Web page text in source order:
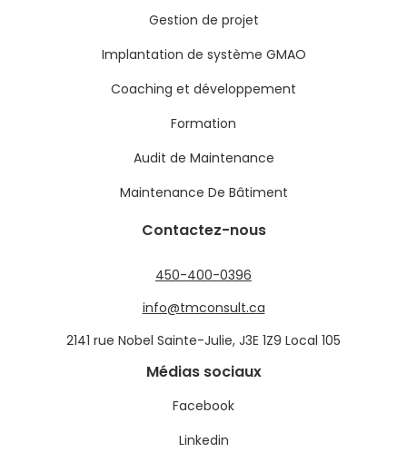
Gestion de projet
Implantation de système GMAO
Coaching et développement
Formation
Audit de Maintenance
Maintenance De Bâtiment
Contactez-nous
450-400-0396
info@tmconsult.ca
2141 rue Nobel Sainte-Julie, J3E 1Z9 Local 105
Médias sociaux
Facebook
Linkedin